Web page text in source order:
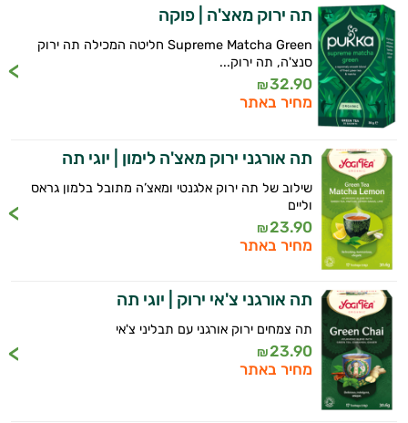
תה ירוק מאצ'ה | פוקה
Supreme Matcha Green חליטה המכילה תה ירוק
סנצ'ה, תה ירוק...
32.90
₪
מחיר באתר
תה אורגני ירוק מאצ'ה לימון | יוגי תה
שילוב של תה ירוק אלגנטי ומאצ’ה מתובל בלמון גראס
וליים
23.90
₪
מחיר באתר
תה אורגני צ'אי ירוק | יוגי תה
תה צמחים ירוק אורגני עם תבליני צ'אי
23.90
₪
מחיר באתר
היי,
אני יועץ הבריאות האישי AI של טבע בריא.
התשובות שלי מבוססות על מאגרי מידע קליניים
וספרות מקצועית בתחומי הרפואה הטבעית
ותזונת הספורט.